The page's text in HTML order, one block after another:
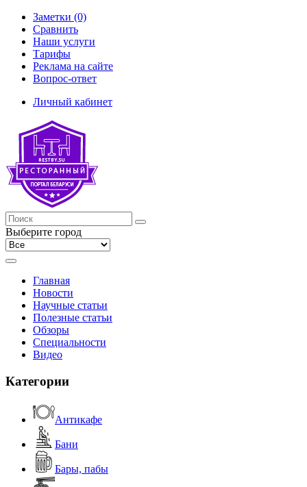
Заметки (0)
Сравнить
Наши услуги
Тарифы
Реклама на сайте
Вопрос-ответ
Личный кабинет
Выберите город
Главная
Новости
Научные статьи
Полезные статьи
Обзоры
Специальности
Видео
Категории
Антикафе
Бани
Бары, пабы